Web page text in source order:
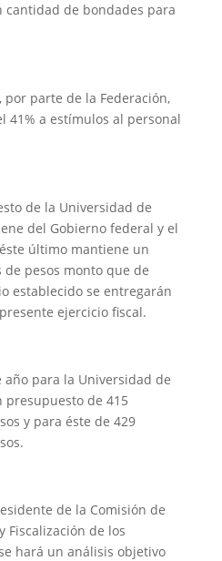
de bondades para
parte de la Federación,
41% a estímulos al personal
de la Universidad de
del Gobierno federal y el
último mantiene un
pesos monto que de
establecido se entregarán
ejercicio fiscal.
año para la Universidad de
presupuesto de 415
y para éste de 429
de la Comisión de
Fiscalización de los
hará un análisis objetivo